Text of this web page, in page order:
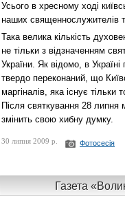
Усього в хресному ході
наших священнослужителів
Така велика кількість
не тільки з відзначенням
України. Як відомо, в
твердо переконаний, що
маргіналів, яка існує
Після святкування 28
змінить свою хибну думку.
30 липня 2009 р. Фотосесія
Газета